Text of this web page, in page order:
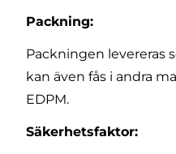
Packning:
Packningen levereras
kan även fås i andra
EDPM.
Säkerhetsfaktor: